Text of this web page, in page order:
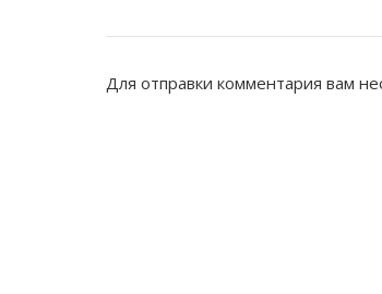
Для отправки комментария вам